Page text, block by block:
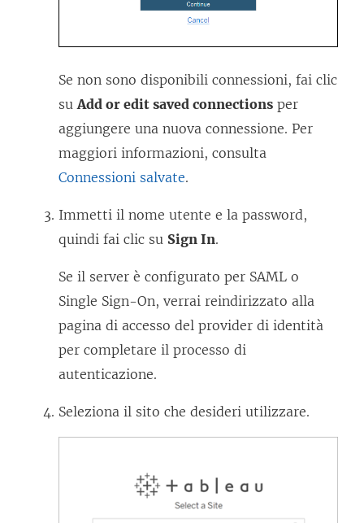
e
n
t
o
v
i
e
a
r
n
u
a
n
Se non sono disponibili connessioni, fai clic
su Add or edit saved connections per
aggiungere una nuova connessione. Per
maggiori informazioni, consulta
Connessioni salvate.
Immetti il nome utente e la password,
quindi fai clic su Sign In.
Se il server è configurato per SAML o
Single Sign-On, verrai reindirizzato alla
pagina di accesso del provider di identità
per completare il processo di
autenticazione.
Seleziona il sito che desideri utilizzare.